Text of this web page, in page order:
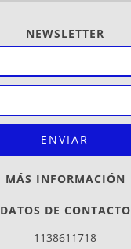
NEWSLETTER
MÁS INFORMACIÓN
DATOS DE CONTACTO
1138611718